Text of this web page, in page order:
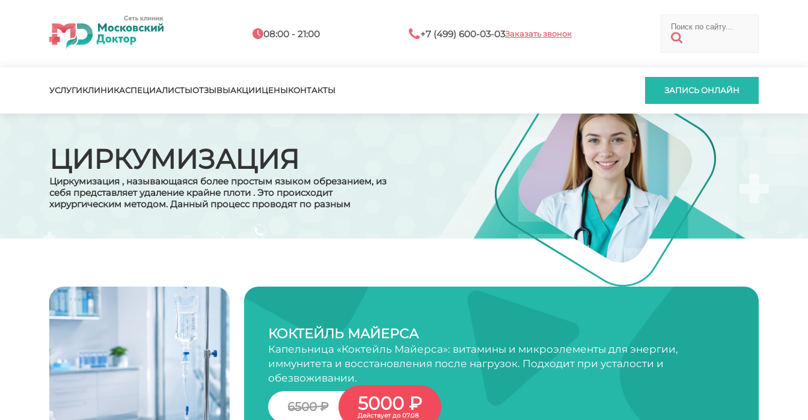
08:00 - 21:00 +7 (499) 600-03-03Заказать звонок
УСЛУГИКЛИНИКАСПЕЦИАЛИСТЫОТЗЫВЫАКЦИИЦЕНЫКОНТАКТЫ ЗАПИСЬ ОНЛАЙН
ЦИРКУМИЗАЦИЯ
Циркумизация , называющаяся более простым языком обрезанием, из
себя представляет удаление крайне плоти . Это происходит
хирургическим методом. Данный процесс проводят по разным
КОКТЕЙЛЬ МАЙЕРСА
Капельница «Коктейль Майерса»: витамины и микроэлементы для энергии,
иммунитета и восстановления после нагрузок. Подходит при усталости и
обезвоживании.
6500 ₽ 5000 ₽
Действует до 07.08